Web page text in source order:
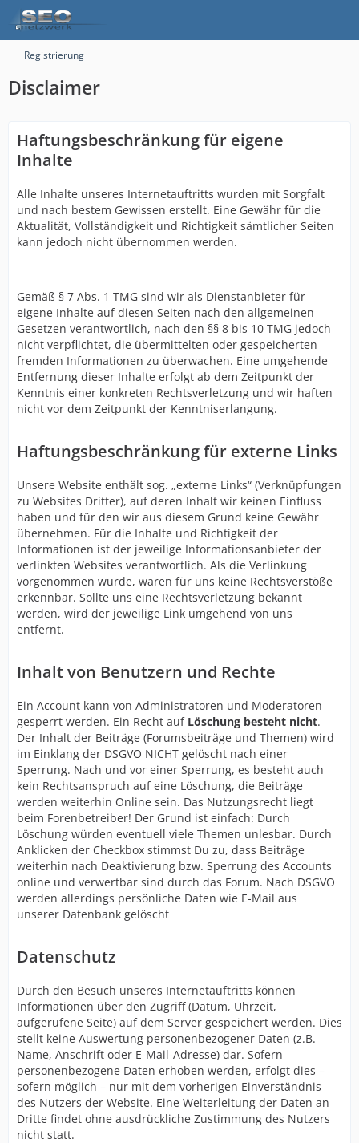
Registrierung
Disclaimer
Haftungsbeschränkung für eigene
Inhalte
Alle Inhalte unseres Internetauftritts wurden mit Sorgfalt
und nach bestem Gewissen erstellt. Eine Gewähr für die
Aktualität, Vollständigkeit und Richtigkeit sämtlicher Seiten
kann jedoch nicht übernommen werden.
Gemäß § 7 Abs. 1 TMG sind wir als Dienstanbieter für
eigene Inhalte auf diesen Seiten nach den allgemeinen
Gesetzen verantwortlich, nach den §§ 8 bis 10 TMG jedoch
nicht verpflichtet, die übermittelten oder gespeicherten
fremden Informationen zu überwachen. Eine umgehende
Entfernung dieser Inhalte erfolgt ab dem Zeitpunkt der
Kenntnis einer konkreten Rechtsverletzung und wir haften
nicht vor dem Zeitpunkt der Kenntniserlangung.
Haftungsbeschränkung für externe Links
Unsere Website enthält sog. „externe Links“ (Verknüpfungen
zu Websites Dritter), auf deren Inhalt wir keinen Einfluss
haben und für den wir aus diesem Grund keine Gewähr
übernehmen. Für die Inhalte und Richtigkeit der
Informationen ist der jeweilige Informationsanbieter der
verlinkten Websites verantwortlich. Als die Verlinkung
vorgenommen wurde, waren für uns keine Rechtsverstöße
erkennbar. Sollte uns eine Rechtsverletzung bekannt
werden, wird der jeweilige Link umgehend von uns
entfernt.
Inhalt von Benutzern und Rechte
Ein Account kann von Administratoren und Moderatoren
gesperrt werden. Ein Recht auf Löschung besteht nicht.
Der Inhalt der Beiträge (Forumsbeiträge und Themen) wird
im Einklang der DSGVO NICHT gelöscht nach einer
Sperrung. Nach und vor einer Sperrung, es besteht auch
kein Rechtsanspruch auf eine Löschung, die Beiträge
werden weiterhin Online sein. Das Nutzungsrecht liegt
beim Forenbetreiber! Der Grund ist einfach: Durch
Löschung würden eventuell viele Themen unlesbar. Durch
Anklicken der Checkbox stimmst Du zu, dass Beiträge
weiterhin nach Deaktivierung bzw. Sperrung des Accounts
online und verwertbar sind durch das Forum. Nach DSGVO
werden allerdings persönliche Daten wie E-Mail aus
unserer Datenbank gelöscht
Datenschutz
Durch den Besuch unseres Internetauftritts können
Informationen über den Zugriff (Datum, Uhrzeit,
aufgerufene Seite) auf dem Server gespeichert werden. Dies
stellt keine Auswertung personenbezogener Daten (z.B.
Name, Anschrift oder E-Mail-Adresse) dar. Sofern
personenbezogene Daten erhoben werden, erfolgt dies –
sofern möglich – nur mit dem vorherigen Einverständnis
des Nutzers der Website. Eine Weiterleitung der Daten an
Dritte findet ohne ausdrückliche Zustimmung des Nutzers
nicht statt.